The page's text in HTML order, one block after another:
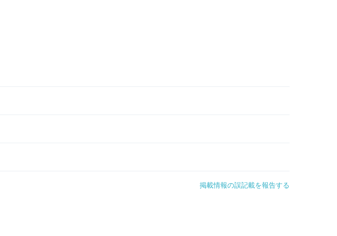
掲載情報の誤記載を報告する